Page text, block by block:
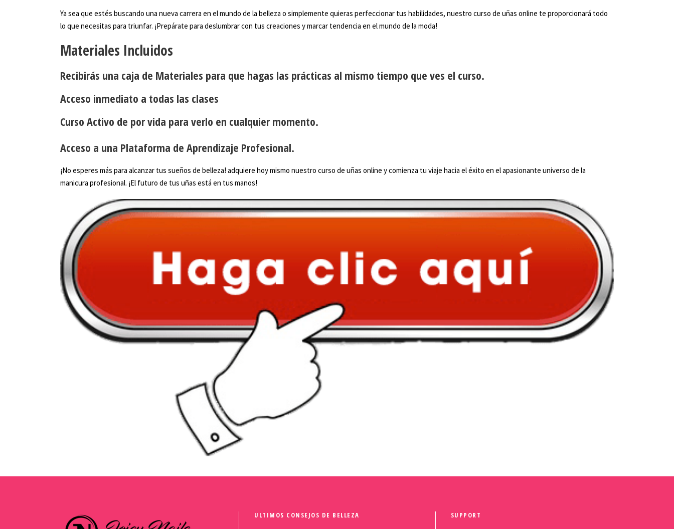
Ya sea que estés buscando una nueva carrera en el mundo de la belleza o simplemente quieras perfeccionar tus habilidades, nuestro curso de uñas online te proporcionará todo
lo que necesitas para triunfar. ¡Prepárate para deslumbrar con tus creaciones y marcar tendencia en el mundo de la moda!
Materiales Incluidos
Recibirás una caja de Materiales para que hagas las prácticas al mismo tiempo que ves el curso.
Acceso inmediato a todas las clases
Curso Activo de por vida para verlo en cualquier momento.
Acceso a una Plataforma de Aprendizaje Profesional.
¡No esperes más para alcanzar tus sueños de belleza! adquiere hoy mismo nuestro curso de uñas online y comienza tu viaje hacia el éxito en el apasionante universo de la
manicura profesional. ¡El futuro de tus uñas está en tus manos!
ULTIMOS CONSEJOS DE BELLEZA SUPPORT